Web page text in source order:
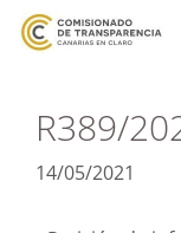
R389/
14/05/2021